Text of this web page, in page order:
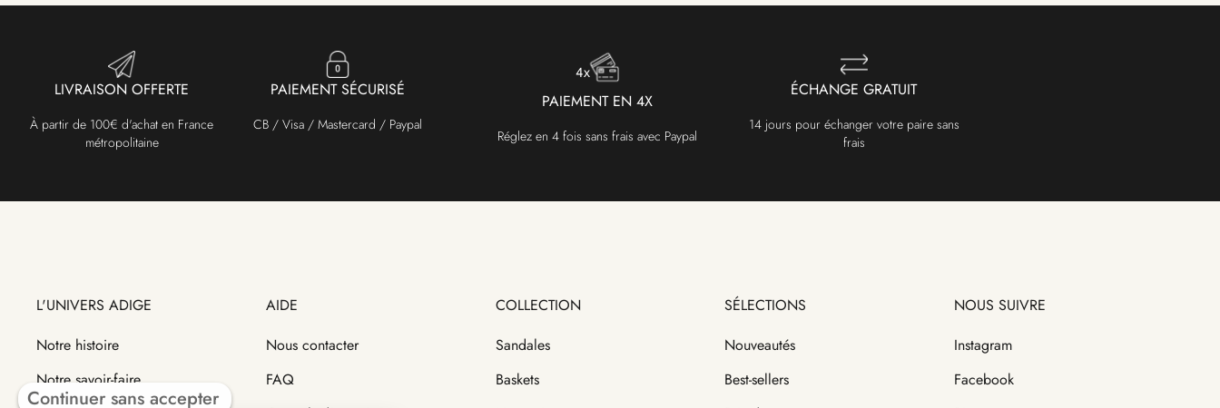
LIVRAISON OFFERTE
À partir de 100€ d'achat en France
métropolitaine
PAIEMENT SÉCURISÉ
CB / Visa / Mastercard / Paypal
PAIEMENT EN 4X
Réglez en 4 fois sans frais avec Paypal
ÉCHANGE GRATUIT
14 jours pour échanger votre paire sans
frais
L'UNIVERS ADIGE
Notre histoire
Notre savoir-faire
AIDE
Nous contacter
FAQ
COLLECTION
Sandales
Baskets
SÉLECTIONS
Nouveautés
Best-sellers
NOUS SUIVRE
Instagram
Facebook
Continuer sans accepter